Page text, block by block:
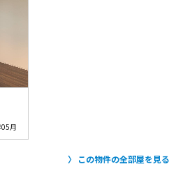
月
この物件の全部屋を見る